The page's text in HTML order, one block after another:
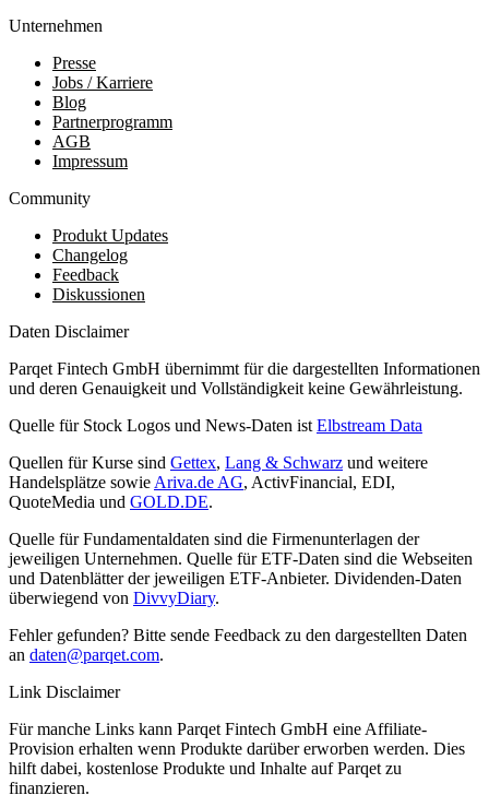
Unternehmen
Presse
Jobs / Karriere
Blog
Partnerprogramm
AGB
Impressum
Community
Produkt Updates
Changelog
Feedback
Diskussionen
Daten Disclaimer
Parqet Fintech GmbH übernimmt für die dargestellten Informationen
und deren Genauigkeit und Vollständigkeit keine Gewährleistung.
Quelle für Stock Logos und News-Daten ist Elbstream Data
Quellen für Kurse sind Gettex, Lang & Schwarz und weitere
Handelsplätze sowie Ariva.de AG, ActivFinancial, EDI,
QuoteMedia und GOLD.DE.
Quelle für Fundamentaldaten sind die Firmenunterlagen der
jeweiligen Unternehmen. Quelle für ETF-Daten sind die Webseiten
und Datenblätter der jeweiligen ETF-Anbieter. Dividenden-Daten
überwiegend von DivvyDiary.
Fehler gefunden? Bitte sende Feedback zu den dargestellten Daten
an daten@parqet.com.
Link Disclaimer
Für manche Links kann Parqet Fintech GmbH eine Affiliate-
Provision erhalten wenn Produkte darüber erworben werden. Dies
hilft dabei, kostenlose Produkte und Inhalte auf Parqet zu
finanzieren.